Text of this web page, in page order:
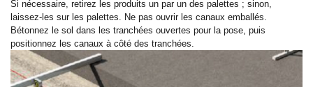
Si nécessaire, retirez les produits un par un des palettes ; sinon,
laissez-les sur les palettes. Ne pas ouvrir les canaux emballés.
Bétonnez le sol dans les tranchées ouvertes pour la pose, puis
positionnez les canaux à côté des tranchées.